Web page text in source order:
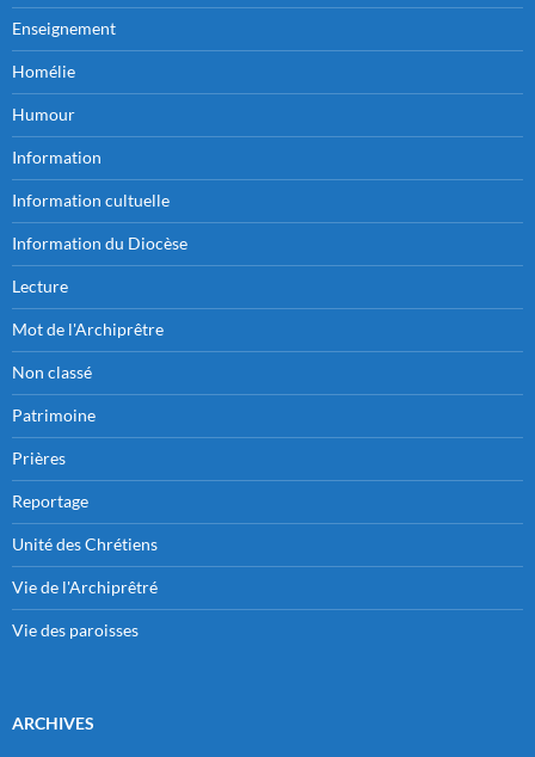
Enseignement
Homélie
Humour
Information
Information cultuelle
Information du Diocèse
Lecture
Mot de l'Archiprêtre
Non classé
Patrimoine
Prières
Reportage
Unité des Chrétiens
Vie de l'Archiprêtré
Vie des paroisses
ARCHIVES